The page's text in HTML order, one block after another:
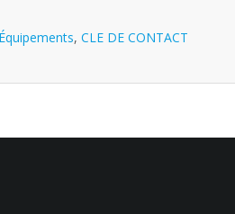
, CLE DE CONTACT